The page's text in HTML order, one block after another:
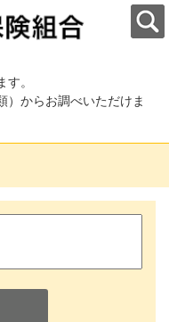
。
）からお調べいただけま